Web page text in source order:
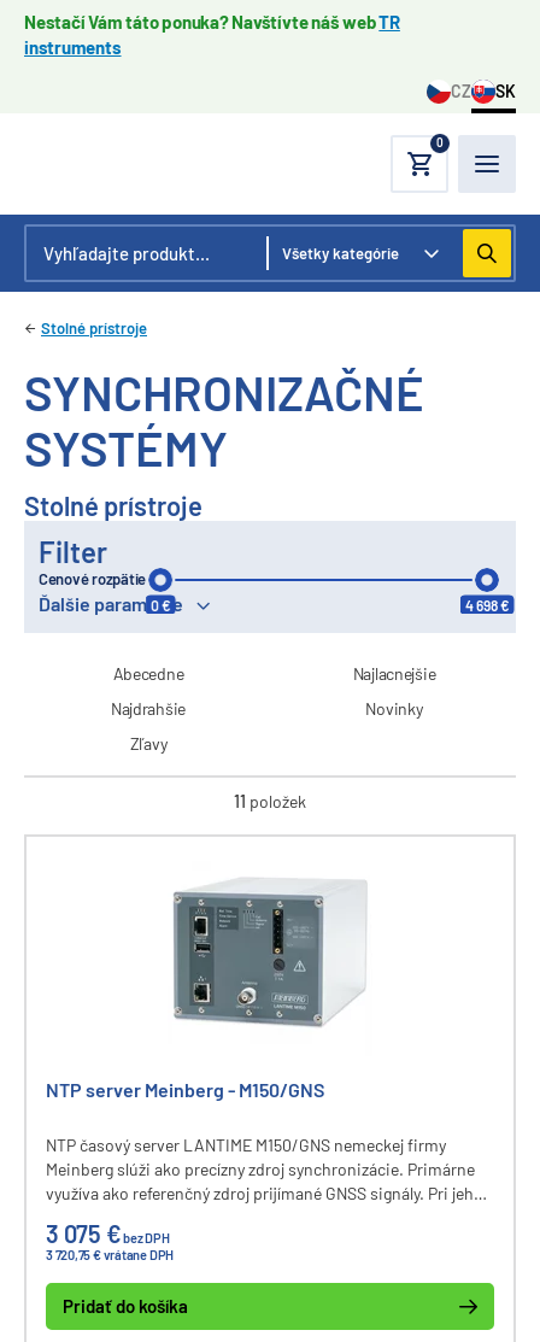
Nestačí Vám táto ponuka? Navštívte náš webTR
instruments
CZ SK
0
Stolné prístroje
SYNCHRONIZAČNÉ
SYSTÉMY
Stolné prístroje
Filter
Cenové rozpätie
0 € 4 698 €
Ďalšie parametre
Abecedne
Najlacnejšie
Najdrahšie
Novinky
Zľavy
11 položek
NTP server Meinberg - M150/GNS
NTP časový server LANTIME M150/GNS nemeckej firmy
Meinberg slúži ako precízny zdroj synchronizácie. Primárne
využíva ako referenčný zdroj prijímané GNSS signály. Pri jeho
distribúcie NTP.
3 075 €bez DPH
3 720,75 € vrátane DPH
Pridať do košíka